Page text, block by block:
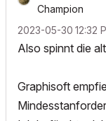
Champion
‎2023-05-30 12:32
Also spinnt die
Graphisoft